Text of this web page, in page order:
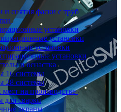
и снятия фаски с труб
установки
установки
установки
установки
и оснастка
16 системы
28 системы
на производстве
сварки
экраны